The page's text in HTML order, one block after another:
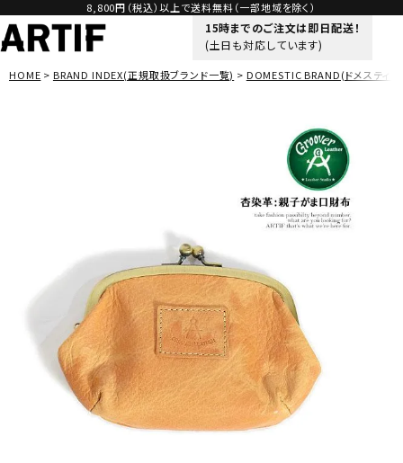
8,800円（税込）以上で送料無料（一部地域を除く）
15時までのご注文は即日配送！
(土日も対応しています)
HOME BRAND INDEX(正規取扱ブランド一覧) DOMESTIC BRAND(ドメスティッ